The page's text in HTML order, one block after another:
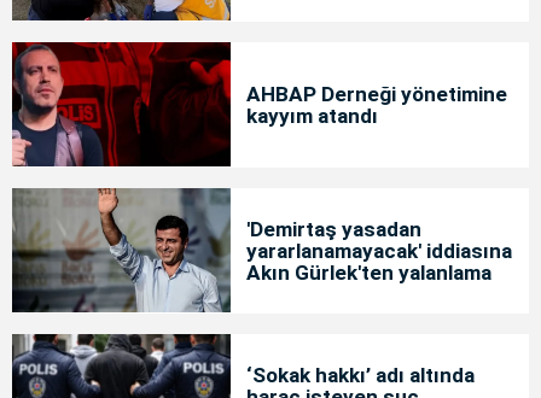
AHBAP Derneği yönetimine
kayyım atandı
'Demirtaş yasadan
yararlanamayacak' iddiasına
Akın Gürlek'ten yalanlama
‘Sokak hakkı’ adı altında